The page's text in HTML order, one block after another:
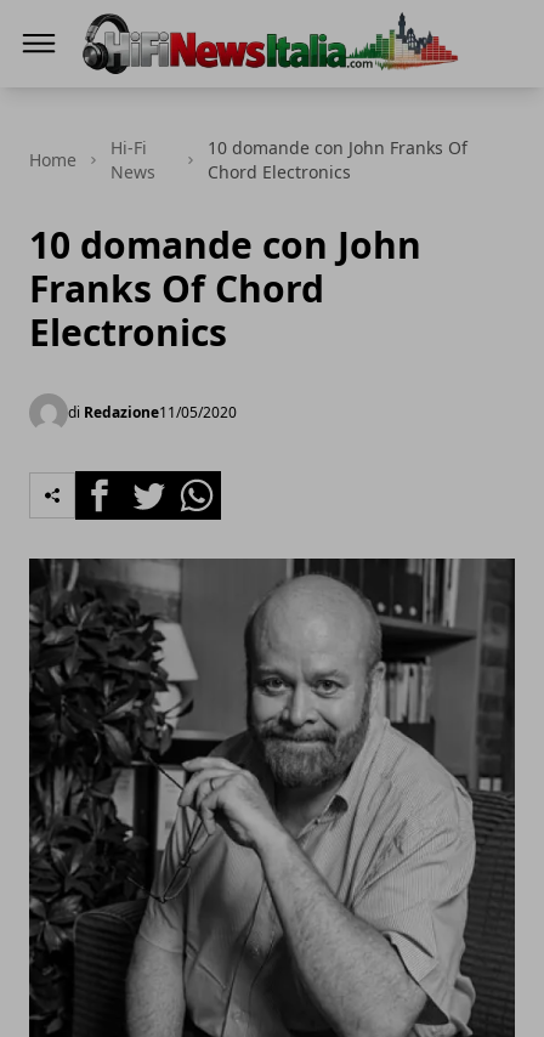
Home
Hi-Fi
News
10 domande con John Franks Of
Chord Electronics
10 domande con John
Franks Of Chord
Electronics
di Redazione11/05/2020
FacebookTwitterWhatsapp